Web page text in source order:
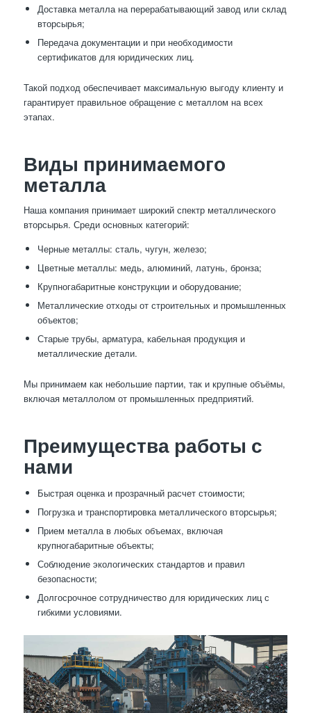
Доставка металла на перерабатывающий завод или склад
вторсырья;
Передача документации и при необходимости
сертификатов для юридических лиц.
Такой подход обеспечивает максимальную выгоду клиенту и
гарантирует правильное обращение с металлом на всех
этапах.
Виды принимаемого
металла
Наша компания принимает широкий спектр металлического
вторсырья. Среди основных категорий:
Черные металлы: сталь, чугун, железо;
Цветные металлы: медь, алюминий, латунь, бронза;
Крупногабаритные конструкции и оборудование;
Металлические отходы от строительных и промышленных
объектов;
Старые трубы, арматура, кабельная продукция и
металлические детали.
Мы принимаем как небольшие партии, так и крупные объёмы,
включая металлолом от промышленных предприятий.
Преимущества работы с
нами
Быстрая оценка и прозрачный расчет стоимости;
Погрузка и транспортировка металлического вторсырья;
Прием металла в любых объемах, включая
крупногабаритные объекты;
Соблюдение экологических стандартов и правил
безопасности;
Долгосрочное сотрудничество для юридических лиц с
гибкими условиями.